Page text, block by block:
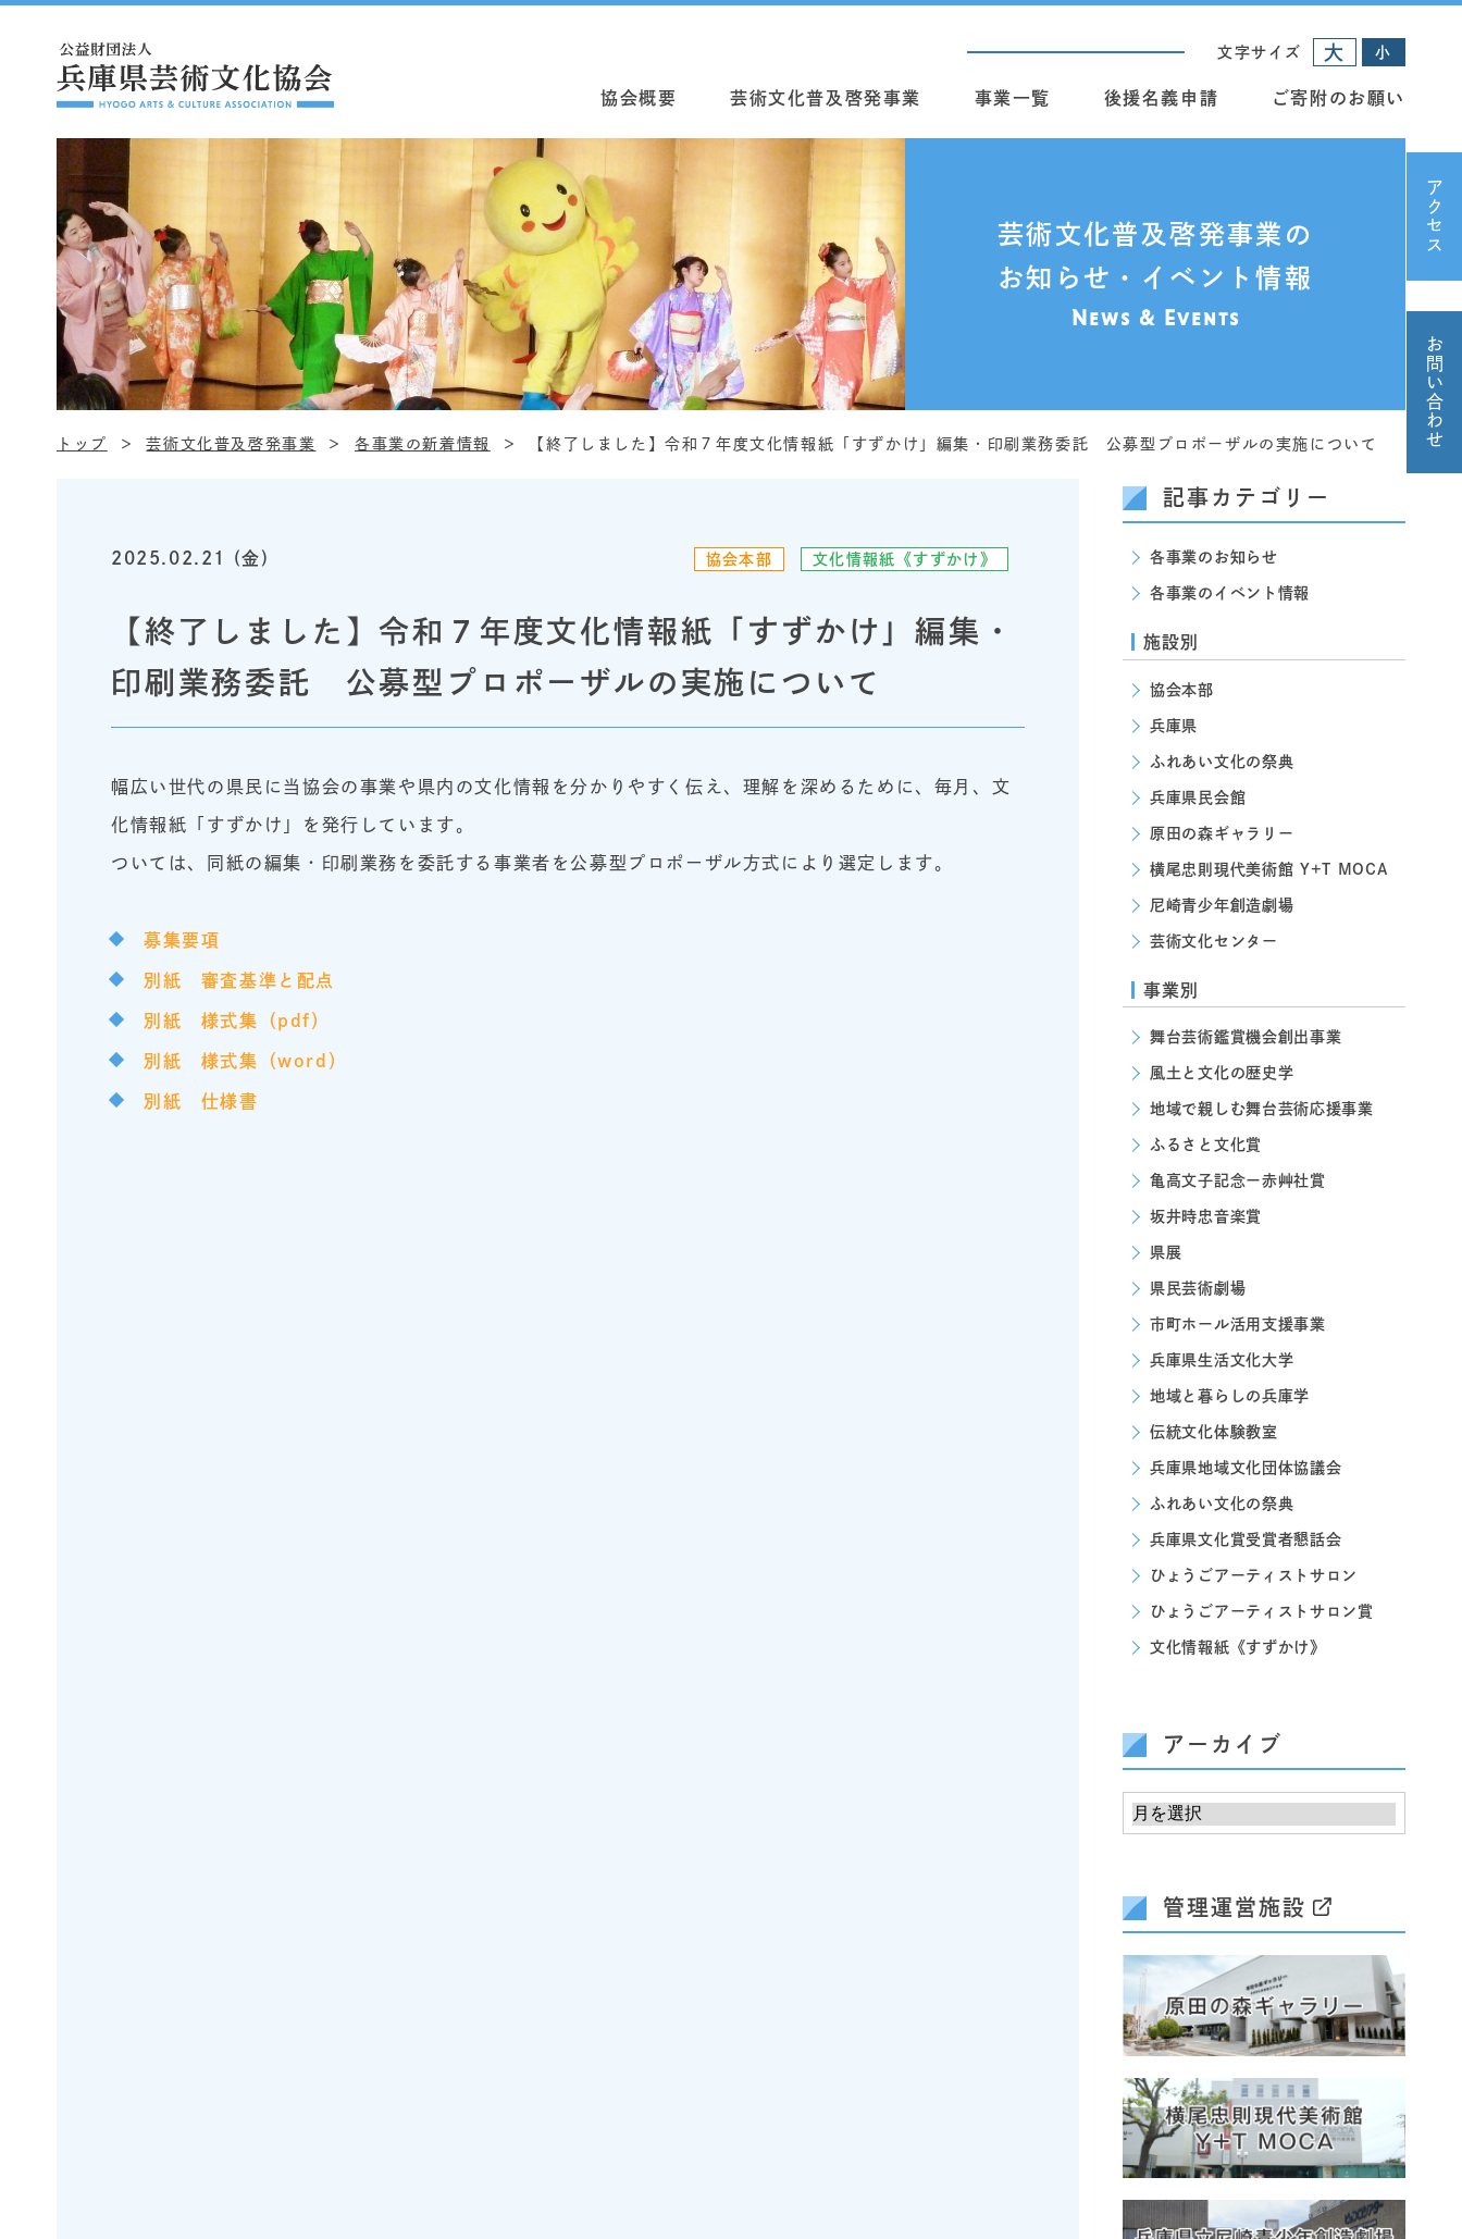
文字サイズ 大 小
協会概要 芸術文化普及啓発事業 事業一覧 後援名義申請 ご寄附のお願い
アクセス
お問い合わせ
芸術文化普及啓発事業の
お知らせ・イベント情報
News & Events
トップ 芸術文化普及啓発事業 各事業の新着情報 【終了しました】令和７年度文化情報紙「すずかけ」編集・印刷業務委託 公募型プロポーザルの実施について
2025.02.21 (金) 協会本部 文化情報紙《すずかけ》
【終了しました】令和７年度文化情報紙「すずかけ」編集・
印刷業務委託 公募型プロポーザルの実施について
幅広い世代の県民に当協会の事業や県内の文化情報を分かりやすく伝え、理解を深めるために、毎月、文
化情報紙「すずかけ」を発行しています。
ついては、同紙の編集・印刷業務を委託する事業者を公募型プロポーザル方式により選定します。
募集要項
別紙 審査基準と配点
別紙 様式集（pdf）
別紙 様式集（word）
別紙 仕様書
記事カテゴリー
各事業のお知らせ
各事業のイベント情報
施設別
協会本部
兵庫県
ふれあい文化の祭典
兵庫県民会館
原田の森ギャラリー
横尾忠則現代美術館 Y+T MOCA
尼崎青少年創造劇場
芸術文化センター
事業別
舞台芸術鑑賞機会創出事業
風土と文化の歴史学
地域で親しむ舞台芸術応援事業
ふるさと文化賞
亀高文子記念ー赤艸社賞
坂井時忠音楽賞
県展
県民芸術劇場
市町ホール活用支援事業
兵庫県生活文化大学
地域と暮らしの兵庫学
伝統文化体験教室
兵庫県地域文化団体協議会
ふれあい文化の祭典
兵庫県文化賞受賞者懇話会
ひょうごアーティストサロン
ひょうごアーティストサロン賞
文化情報紙《すずかけ》
アーカイブ
管理運営施設